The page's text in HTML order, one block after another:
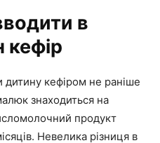
в
кефір
дитину кефіром не раніше
знаходиться на
продукт
Невелика різниця в